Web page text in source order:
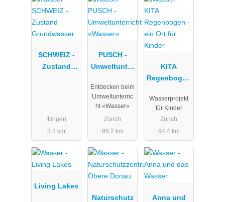
SCHWEIZ -
Zustand
Ittingen
3.2 km
PUSCH -
Umweltunter
«Wasser»
Entdecken beim
Umweltunterric
ht «Wasser»
Zürich
95.2 km
KITA
Regenbogen
Kinder
Wasserprojekt
für Kinder
Zürich
94.4 km
Living Lakes
Naturschutz
Anna und